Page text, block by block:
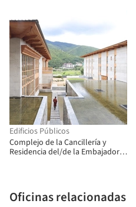
Edificios Públicos
Complejo de la Cancillería y
Residencia del/de la Embajador/a
Oficinas relacionadas